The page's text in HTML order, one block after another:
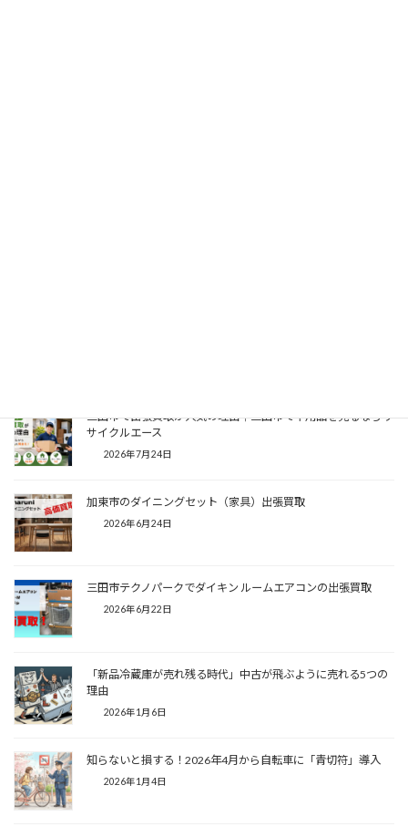
三田市で出張買取が人気の理由｜三田市で不用品を売るならリ
サイクルエース
2026年7月24日
加東市のダイニングセット（家具）出張買取
2026年6月24日
三田市テクノパークでダイキン ルームエアコンの出張買取
2026年6月22日
「新品冷蔵庫が売れ残る時代」中古が飛ぶように売れる5つの
理由
2026年1月6日
知らないと損する！2026年4月から自転車に「青切符」導入
2026年1月4日